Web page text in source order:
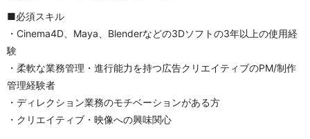
■必須スキル
・Cinema4D、Maya、Blenderなどの3Dソフトの3年以上の使用経
験
・柔軟な業務管理・進行能力を持つ広告クリエイティブのPM/制作
管理経験者
・ディレクション業務のモチベーションがある方
・クリエイティブ・映像への興味関心